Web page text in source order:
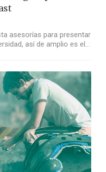
asesorías para presentar
así de amplio es el…